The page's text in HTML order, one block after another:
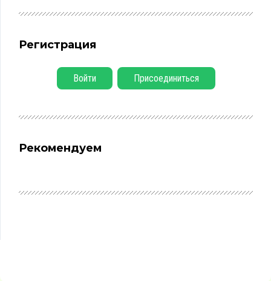
Регистрация
Войти Присоединиться
Рекомендуем